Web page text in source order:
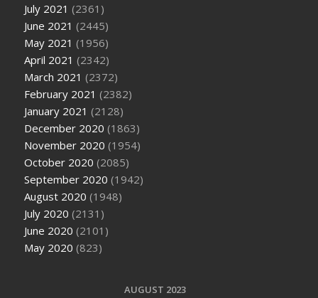
July 2021 (2361)
June 2021 (2445)
May 2021 (1956)
April 2021 (2342)
March 2021 (2372)
February 2021 (2382)
January 2021 (2128)
December 2020 (1863)
November 2020 (1954)
October 2020 (2085)
September 2020 (1942)
August 2020 (1948)
July 2020 (2131)
June 2020 (2101)
May 2020 (823)
AUGUST 2023